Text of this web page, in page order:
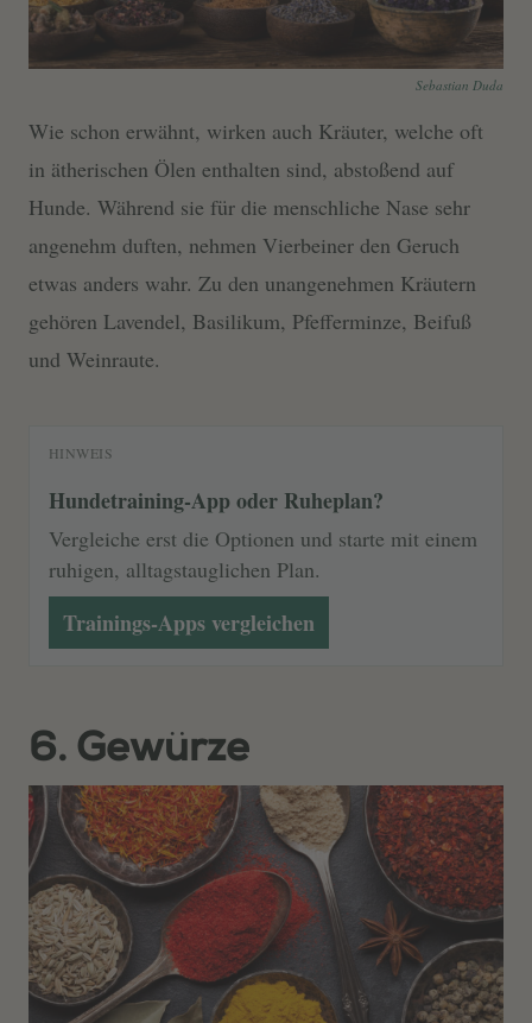
Sebastian Duda
Wie schon erwähnt, wirken auch Kräuter, welche oft
in ätherischen Ölen enthalten sind, abstoßend auf
Hunde. Während sie für die menschliche Nase sehr
angenehm duften, nehmen Vierbeiner den Geruch
etwas anders wahr. Zu den unangenehmen Kräutern
gehören Lavendel, Basilikum, Pfefferminze, Beifuß
und Weinraute.
HINWEIS
Hundetraining-App oder Ruheplan?
Vergleiche erst die Optionen und starte mit einem
ruhigen, alltagstauglichen Plan.
Trainings-Apps vergleichen
6. Gewürze